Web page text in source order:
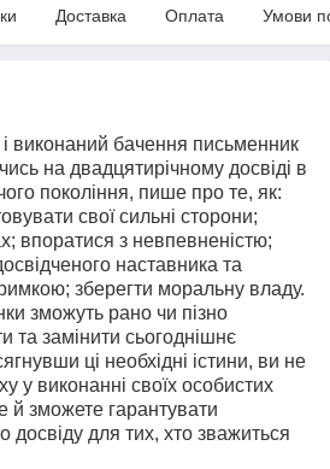
Доставка Оплата Умови
виконаний бачення письменник
на двадцятирічному досвіді в
покоління, пише про те, як:
свої сильні сторони;
впоратися з невпевненістю;
наставника та
зберегти моральну владу.
зможуть рано чи пізно
та замінити сьогоднішнє
ці необхідні істини, ви не
у виконанні своїх особистих
й зможете гарантувати
досвіду для тих, хто зважиться